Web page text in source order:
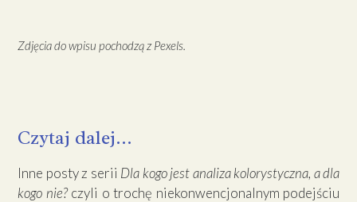
Zdjęcia do wpisu pochodzą z Pexels.
Czytaj dalej...
Inne posty z serii Dla kogo jest analiza kolorystyczna, a dla
kogo nie?czyli o trochę niekonwencjonalnym podejściu